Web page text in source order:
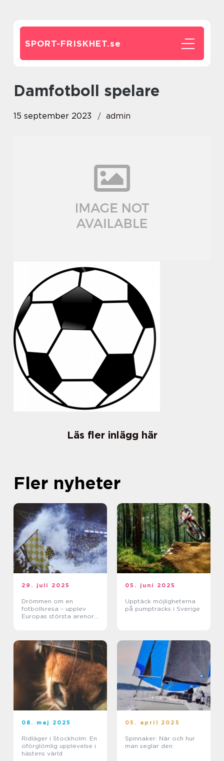
SPORT-FRISKHET.se
damfotboll spelare
15 september 2023 admin
Läs fler inlägg här
Fler nyheter
29. juli 2025
Drömmen om en
fotbollsresa – upplev
Europas största arenor
05. juni 2025
Upptäck möjligheterna
på pumptracks i Sverige
08. maj 2025
Ridläger i Stockholm: En
oförglömlig upplevelse i
hästens värld
05. april 2025
Spinnaker: När och hur
man seglar den